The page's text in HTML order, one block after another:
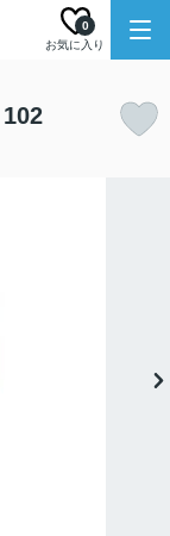
お気に入り
0